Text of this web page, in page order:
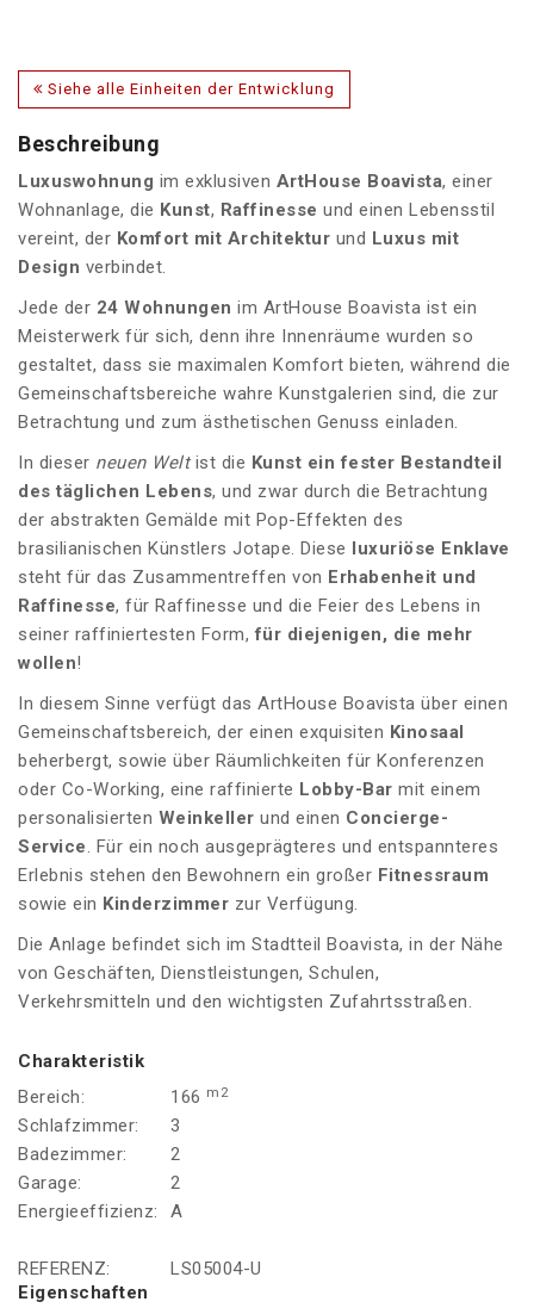
Siehe alle Einheiten der Entwicklung
Beschreibung
Luxuswohnung im exklusiven ArtHouse Boavista, einer
Wohnanlage, die Kunst, Raffinesse und einen Lebensstil
vereint, der Komfort mit Architektur und Luxus mit
Design verbindet.
Jede der 24 Wohnungen im ArtHouse Boavista ist ein
Meisterwerk für sich, denn ihre Innenräume wurden so
gestaltet, dass sie maximalen Komfort bieten, während die
Gemeinschaftsbereiche wahre Kunstgalerien sind, die zur
Betrachtung und zum ästhetischen Genuss einladen.
In dieser neuen Weltist die Kunst ein fester Bestandteil
des täglichen Lebens, und zwar durch die Betrachtung
der abstrakten Gemälde mit Pop-Effekten des
brasilianischen Künstlers Jotape. Diese
luxuriöse Enklave
steht für das Zusammentreffen von Erhabenheit und
Raffinesse, für Raffinesse und die Feier des Lebens in
seiner raffiniertesten Form,für diejenigen, die mehr
wollen!
In diesem Sinne verfügt das ArtHouse Boavista über einen
Gemeinschaftsbereich, der einen exquisiten Kinosaal
beherbergt, sowie über Räumlichkeiten für Konferenzen
oder Co-Working, eine raffinierte Lobby-Bar mit einem
personalisierten Weinkeller und einen Concierge-
Service. Für ein noch ausgeprägteres und entspannteres
Erlebnis stehen den Bewohnern ein großer Fitnessraum
sowie ein Kinderzimmer zur Verfügung.
Die Anlage befindet sich im Stadtteil Boavista, in der Nähe
von Geschäften, Dienstleistungen, Schulen,
Verkehrsmitteln und den wichtigsten Zufahrtsstraßen.
Charakteristik
Bereich:
166 m2
Schlafzimmer:
3
Badezimmer:
2
Garage:
2
Energieeffizienz:
A
REFERENZ:
LS05004-U
Eigenschaften